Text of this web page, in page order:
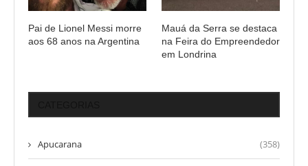
Pai de Lionel Messi morre
aos 68 anos na Argentina
Mauá da Serra se destaca
na Feira do Empreendedor
em Londrina
Apucarana (358)